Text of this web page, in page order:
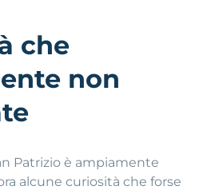
che
non
Patrizio è ampiamente
alcune curiosità che forse